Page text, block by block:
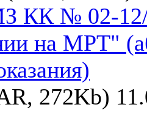
КК № 02-12/
на МРТ"
272Kb)